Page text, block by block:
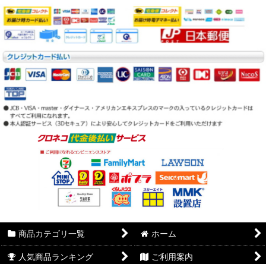
商品カテゴリ一覧 ホーム
人気商品ランキング ご利用案内